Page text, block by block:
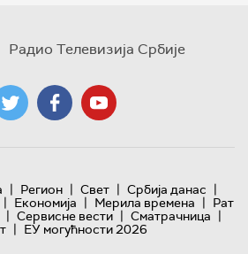
Радио Телевизија Србије
| Регион | Свет | Србија данас |
| Економија | Мерила времена | Рат
| Сервисне вести | Сматрачница |
| ЕУ могућности 2026